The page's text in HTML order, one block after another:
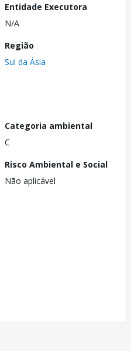
Entidade Executora
N/A
Região
Sul da Ásia
Categoria ambiental
C
Risco Ambiental e Social
Não aplicável